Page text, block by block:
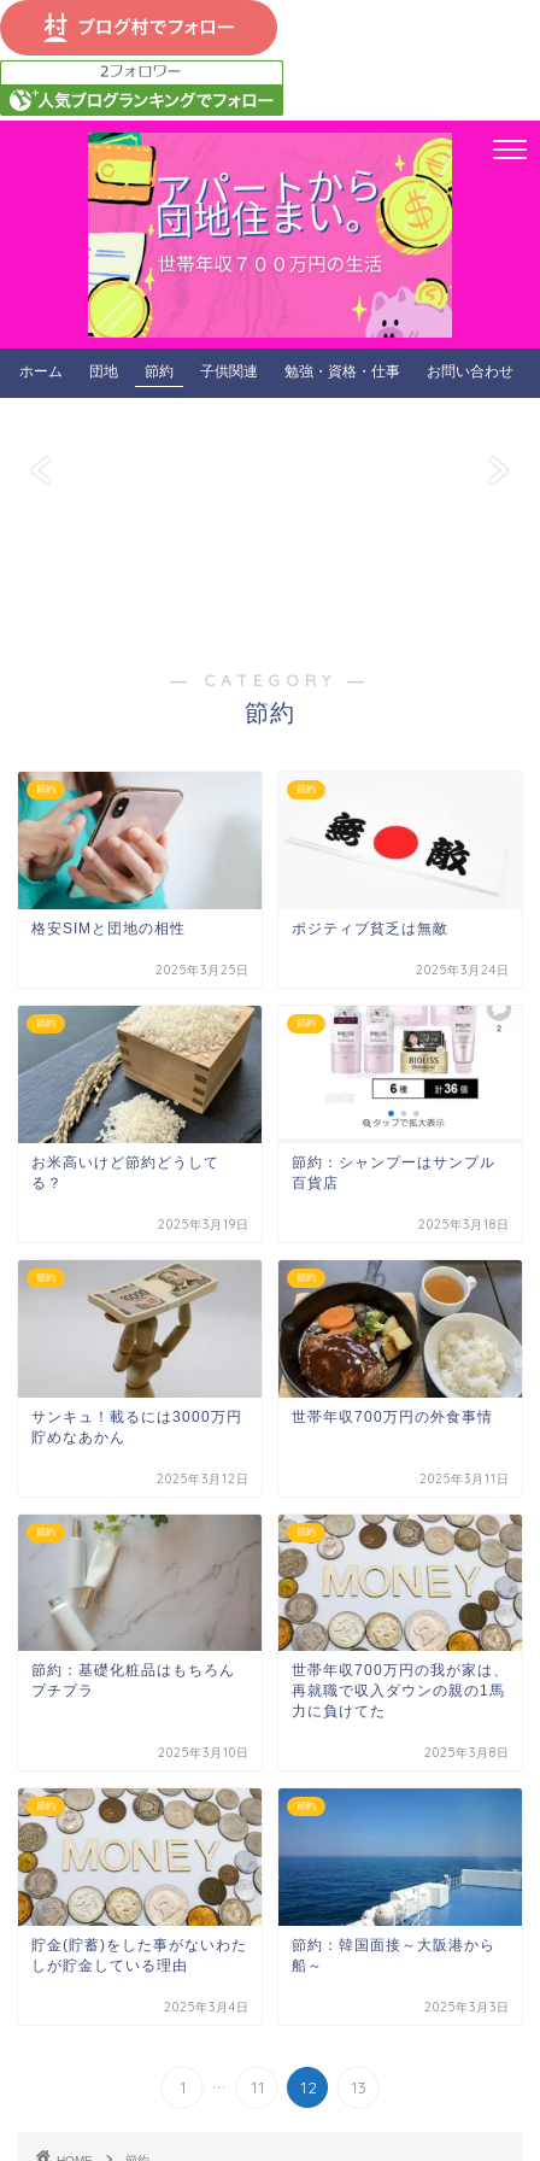
ホーム 団地 節約 子供関連 勉強・資格・仕事 お問い合わせ
― CATEGORY ―
節約
節約
格安SIMと団地の相性
2025年3月25日
節約
ポジティブ貧乏は無敵
2025年3月24日
節約
お米高いけど節約どうして
る？
2025年3月19日
節約
節約：シャンプーはサンプル
百貨店
2025年3月18日
節約
サンキュ！載るには3000万円
貯めなあかん
2025年3月12日
節約
世帯年収700万円の外食事情
2025年3月11日
節約
節約：基礎化粧品はもちろん
プチプラ
2025年3月10日
節約
世帯年収700万円の我が家は、
再就職で収入ダウンの親の1馬
力に負けてた
2025年3月8日
節約
貯金(貯蓄)をした事がないわた
しが貯金している理由
2025年3月4日
節約
節約：韓国面接～大阪港から
船～
2025年3月3日
1 ... 11 12 13